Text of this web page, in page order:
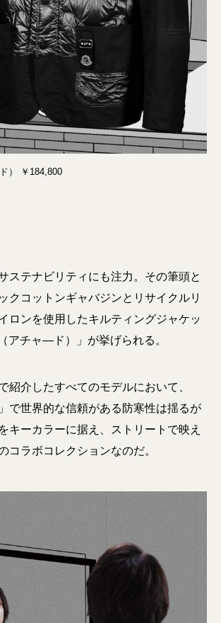
） ￥184,800
ステナビリティにも注力。その筆頭と
クコットンギャバジンとリサイクルリ
ロンを使用したキルティングジャケッ
アチャ―ド）」が挙げられる。
紹介したすべてのモデルにおいて、
で世界的な信頼がある防寒性は揺るが
キーカラーに据え、ストリートで映え
コラボコレクションなのだ。